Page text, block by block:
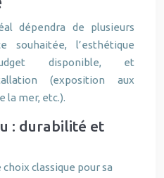
dépendra de plusieurs
souhaitée, l’esthétique
disponible, et
(exposition aux
la mer, etc.).
: durabilité et
choix classique pour sa